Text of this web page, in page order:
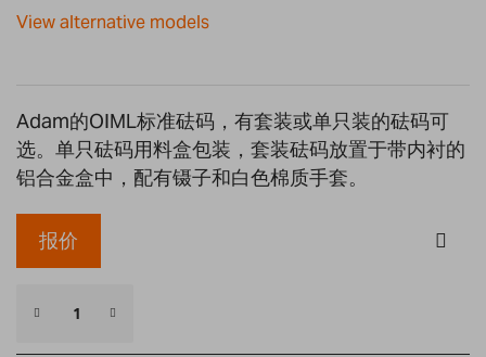
View alternative models
Adam的OIML标准砝码，有套装或单只装的砝码可
选。单只砝码用料盒包装，套装砝码放置于带内衬的
铝合金盒中，配有镊子和白色棉质手套。
报价